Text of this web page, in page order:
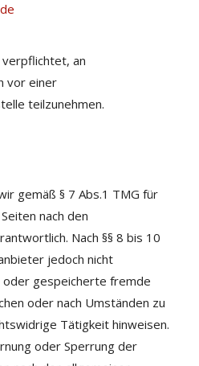
an
vor einer
teilzunehmen.
gemäß § 7 Abs.1 TMG für
nach den
Nach §§ 8 bis 10
jedoch nicht
gespeicherte fremde
oder nach Umständen zu
Tätigkeit hinweisen.
oder Sperrung der